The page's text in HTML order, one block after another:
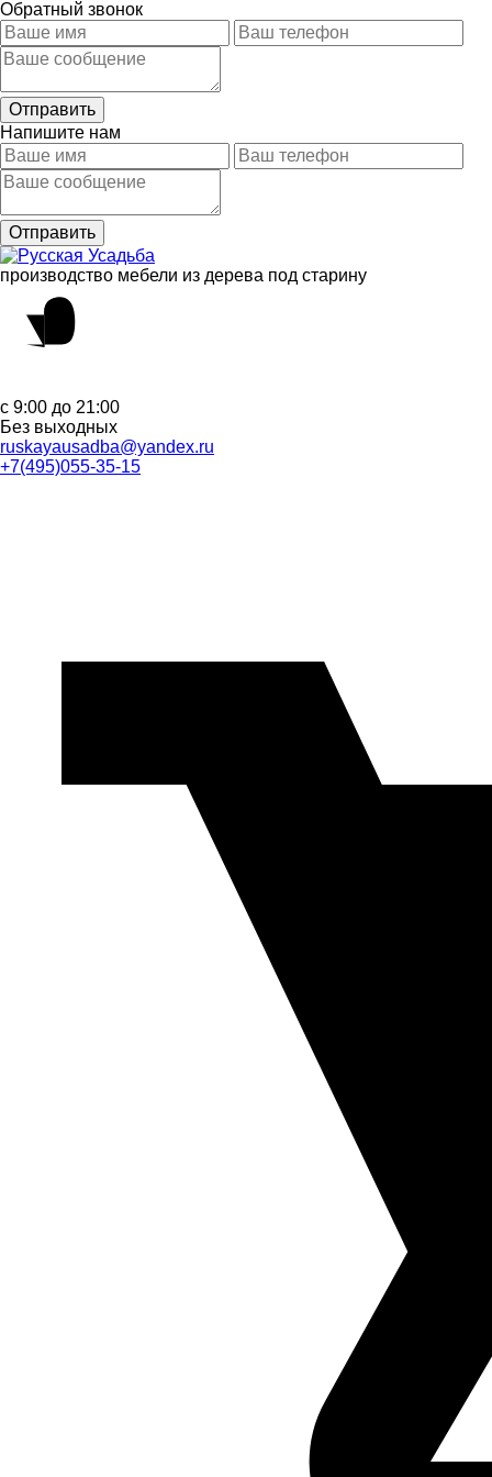
Обратный звонок
Напишите нам
производство мебели из дерева под старину
с 9:00 до 21:00
Без выходных
ruskayausadba@yandex.ru
+7(495)055-35-15